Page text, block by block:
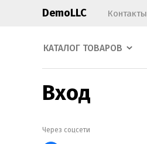
DemoLLC Контакты
КАТАЛОГ ТОВАРОВ
Вход
Через соцсети